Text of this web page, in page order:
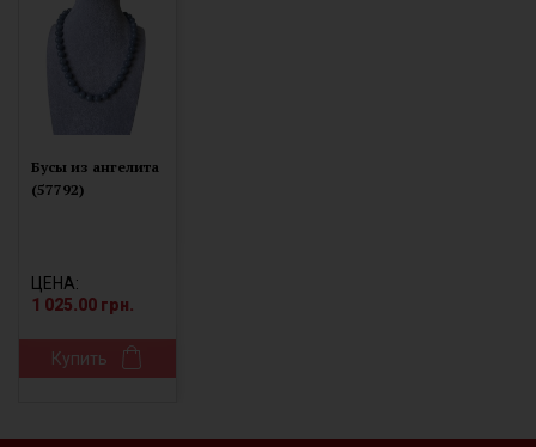
Бусы из ангелита
(57792)
ЦЕНА:
1 025.00 грн.
Купить